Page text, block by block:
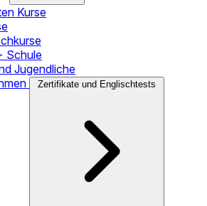
Kurse
Schule
Jugendliche
Zertifikate und Englischtests